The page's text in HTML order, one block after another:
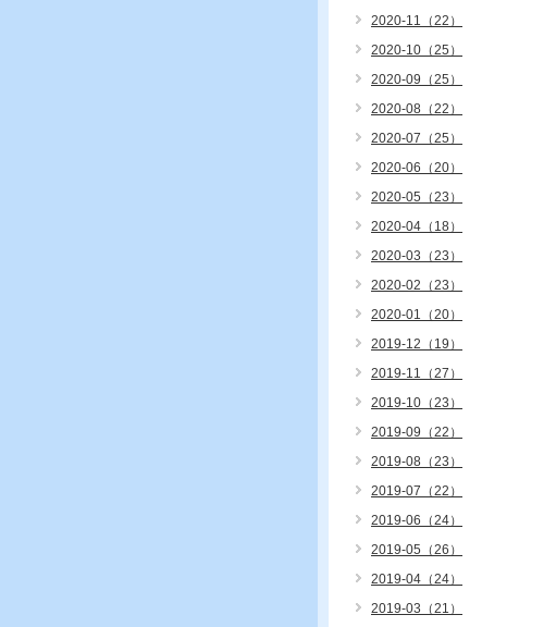
2020-11（22）
2020-10（25）
2020-09（25）
2020-08（22）
2020-07（25）
2020-06（20）
2020-05（23）
2020-04（18）
2020-03（23）
2020-02（23）
2020-01（20）
2019-12（19）
2019-11（27）
2019-10（23）
2019-09（22）
2019-08（23）
2019-07（22）
2019-06（24）
2019-05（26）
2019-04（24）
2019-03（21）